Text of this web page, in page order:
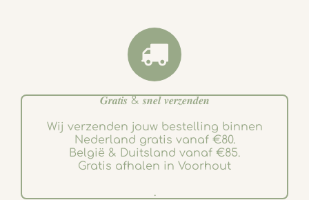
𝑮𝒓𝒂𝒕𝒊𝒔 & 𝒔𝒏𝒆𝒍 𝒗𝒆𝒓𝒛𝒆𝒏𝒅𝒆𝒏
Wij verzenden jouw bestelling binnen
Nederland gratis vanaf €80.
België & Duitsland vanaf €85.
Gratis afhalen in Voorhout
.